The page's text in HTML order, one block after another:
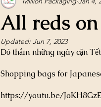
All reds
Updated: Jun 7, 2023
Đỏ thắm những ngày cận
Shopping bags for
https://youtu.be/